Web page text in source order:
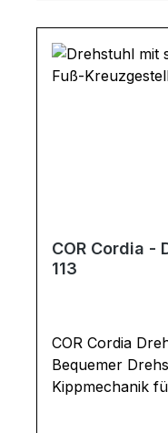
69 / H 101 / T 68
COR Cordia -
113
COR Cordia
Bequemer
Kippmechanik